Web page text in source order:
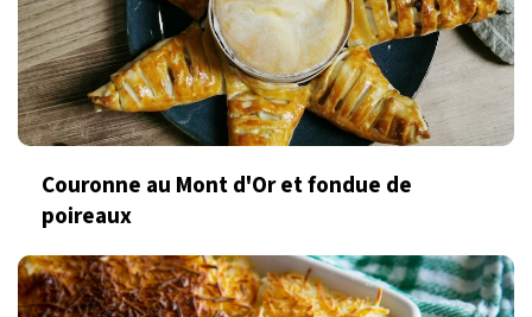
Couronne au Mont d'Or et fondue de
poireaux